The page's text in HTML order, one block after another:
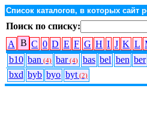
Список каталогов, в которых сайт
Поиск по списку:
A
B C 0 D E F G H I J K L
b10 ban (4) bar(4) bas bel ben ber
bxd byb byo byt(2)